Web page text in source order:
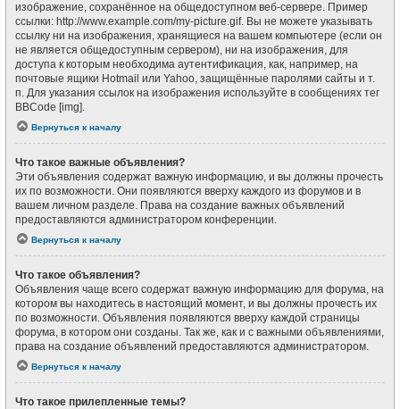
изображение, сохранённое на общедоступном веб-сервере. Пример
ссылки: http://www.example.com/my-picture.gif. Вы не можете указывать
ссылку ни на изображения, хранящиеся на вашем компьютере (если он
не является общедоступным сервером), ни на изображения, для
доступа к которым необходима аутентификация, как, например, на
почтовые ящики Hotmail или Yahoo, защищённые паролями сайты и т.
п. Для указания ссылок на изображения используйте в сообщениях тег
BBCode [img].
Вернуться к началу
Что такое важные объявления?
Эти объявления содержат важную информацию, и вы должны прочесть
их по возможности. Они появляются вверху каждого из форумов и в
вашем личном разделе. Права на создание важных объявлений
предоставляются администратором конференции.
Вернуться к началу
Что такое объявления?
Объявления чаще всего содержат важную информацию для форума, на
котором вы находитесь в настоящий момент, и вы должны прочесть их
по возможности. Объявления появляются вверху каждой страницы
форума, в котором они созданы. Так же, как и с важными объявлениями,
права на создание объявлений предоставляются администратором.
Вернуться к началу
Что такое прилепленные темы?